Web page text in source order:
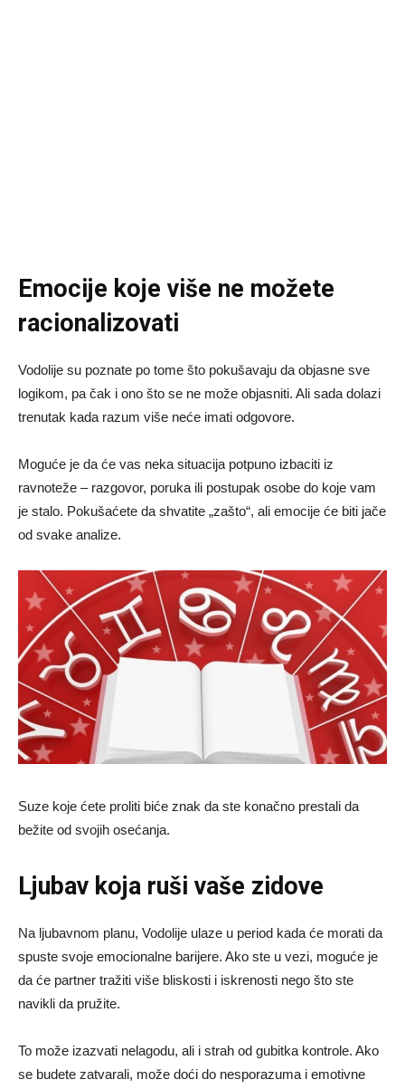
Emocije koje više ne možete
racionalizovati
Vodolije su poznate po tome što pokušavaju da objasne sve
logikom, pa čak i ono što se ne može objasniti. Ali sada dolazi
trenutak kada razum više neće imati odgovore.
Moguće je da će vas neka situacija potpuno izbaciti iz
ravnoteže – razgovor, poruka ili postupak osobe do koje vam
je stalo. Pokušaćete da shvatite „zašto“, ali emocije će biti jače
od svake analize.
Suze koje ćete proliti biće znak da ste konačno prestali da
bežite od svojih osećanja.
Ljubav koja ruši vaše zidove
Na ljubavnom planu, Vodolije ulaze u period kada će morati da
spuste svoje emocionalne barijere. Ako ste u vezi, moguće je
da će partner tražiti više bliskosti i iskrenosti nego što ste
navikli da pružite.
To može izazvati nelagodu, ali i strah od gubitka kontrole. Ako
se budete zatvarali, može doći do nesporazuma i emotivne